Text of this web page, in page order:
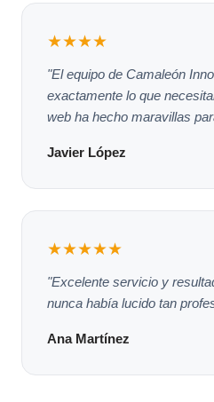
★★★★
"El equipo de Camaleón
exactamente lo que
web ha hecho maravillas
Javier López
★★★★★
"Excelente servicio y
nunca había lucido tan
Ana Martínez